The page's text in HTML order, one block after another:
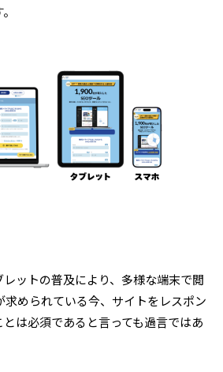
ットの普及により、多様な端末で閲
められている今、サイトをレスポン
は必須であると言っても過言ではあ